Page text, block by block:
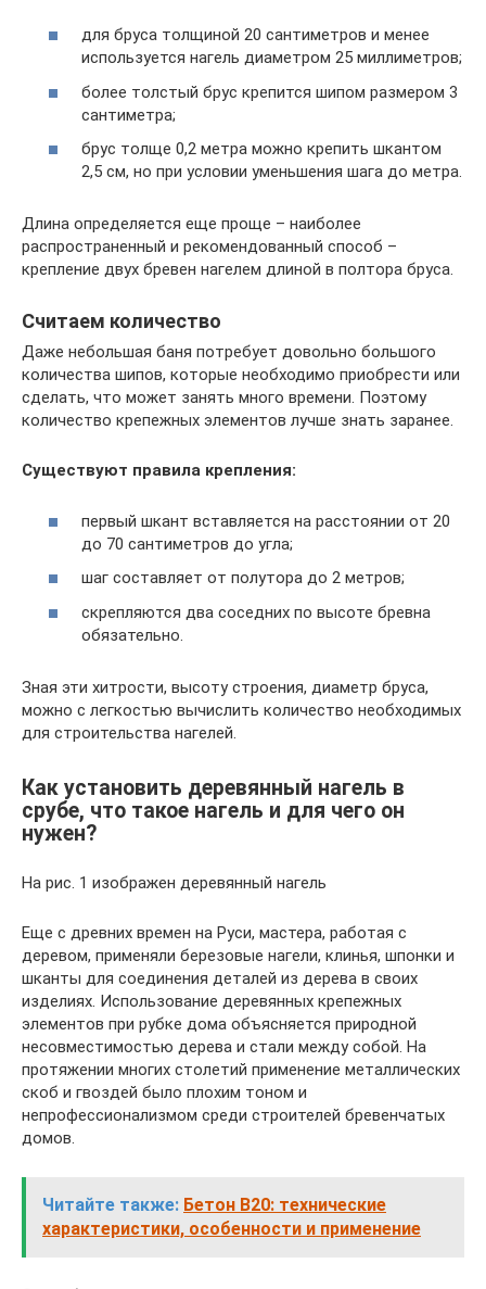
для бруса толщиной 20 сантиметров и менее
используется нагель диаметром 25 миллиметров;
более толстый брус крепится шипом размером 3
сантиметра;
брус толще 0,2 метра можно крепить шкантом
2,5 см, но при условии уменьшения шага до метра.
Длина определяется еще проще – наиболее
распространенный и рекомендованный способ –
крепление двух бревен нагелем длиной в полтора бруса.
Считаем количество
Даже небольшая баня потребует довольно большого
количества шипов, которые необходимо приобрести или
сделать, что может занять много времени. Поэтому
количество крепежных элементов лучше знать заранее.
Существуют правила крепления:
первый шкант вставляется на расстоянии от 20
до 70 сантиметров до угла;
шаг составляет от полутора до 2 метров;
скрепляются два соседних по высоте бревна
обязательно.
Зная эти хитрости, высоту строения, диаметр бруса,
можно с легкостью вычислить количество необходимых
для строительства нагелей.
Как установить деревянный нагель в
срубе, что такое нагель и для чего он
нужен?
На рис. 1 изображен деревянный нагель
Еще с древних времен на Руси, мастера, работая с
деревом, применяли березовые нагели, клинья, шпонки и
шканты для соединения деталей из дерева в своих
изделиях. Использование деревянных крепежных
элементов при рубке дома объясняется природной
несовместимостью дерева и стали между собой. На
протяжении многих столетий применение металлических
скоб и гвоздей было плохим тоном и
непрофессионализмом среди строителей бревенчатых
домов.
Читайте также: Бетон B20: технические
характеристики, особенности и применение